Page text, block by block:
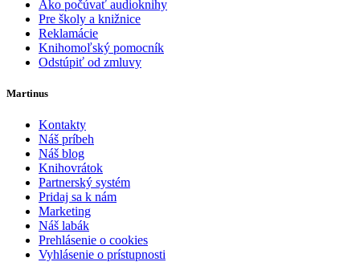
Ako počúvať audioknihy
Pre školy a knižnice
Reklamácie
Knihomoľský pomocník
Odstúpiť od zmluvy
Martinus
Kontakty
Náš príbeh
Náš blog
Knihovrátok
Partnerský systém
Pridaj sa k nám
Marketing
Náš labák
Prehlásenie o cookies
Vyhlásenie o prístupnosti